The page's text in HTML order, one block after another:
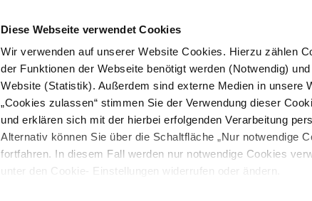
Diese Webseite verwendet Cookies
Wir verwenden auf unserer Website Cookies. Hierzu zählen
der Funktionen der Webseite benötigt werden (Notwendig)
Website (Statistik). Außerdem sind externe Medien in unsere
„Cookies zulassen“ stimmen Sie der Verwendung dieser
und erklären sich mit der hierbei erfolgenden Verarbeitung
Alternativ können Sie über die Schaltfläche „Nur notwendige
fortfahren. In diesem Fall werden nur notwendige Cookies
unter den Cookie- Einstellungen widerrufen oder ändern.